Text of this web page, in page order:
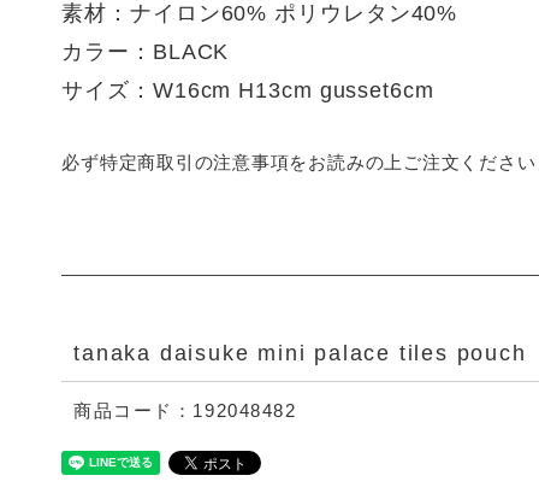
素材：ナイロン60% ポリウレタン40%
カラー：BLACK
サイズ：W16cm H13cm gusset6cm
必ず特定商取引の注意事項をお読みの上ご注文くださ
tanaka daisuke mini palace tiles pouch
商品コード：192048482